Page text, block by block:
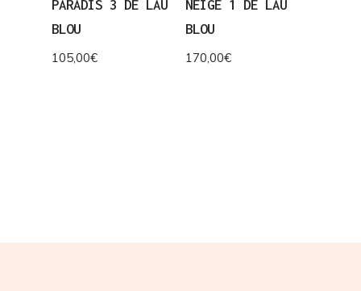
PARADIS 3 DE LAU
BLOU
105,00€
NEIGE 1 DE LAU
BLOU
170,00€